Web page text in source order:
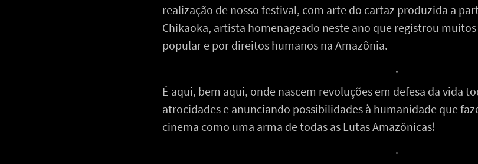
realização de nosso festival, com arte do cartaz produzida a
Chikaoka, artista homenageado neste ano que registrou
popular e por direitos humanos na Amazônia.
.
É aqui, bem aqui, onde nascem revoluções em defesa da vida
atrocidades e anunciando possibilidades à humanidade que
cinema como uma arma de todas as Lutas Amazônicas!
.